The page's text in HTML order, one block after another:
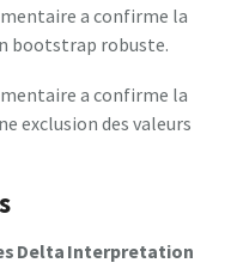
a confirme la
bootstrap robuste.
a confirme la
exclusion des valeurs
Delta Interpretation